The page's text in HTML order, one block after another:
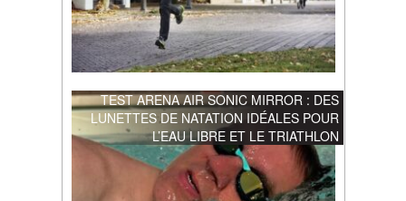
TEST ARENA AIR SONIC MIRROR : DES
LUNETTES DE NATATION IDÉALES POUR
L’EAU LIBRE ET LE TRIATHLON